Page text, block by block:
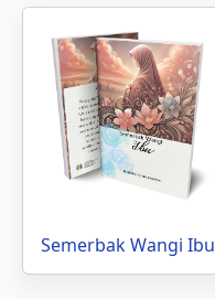
Semerbak Wangi Ibu